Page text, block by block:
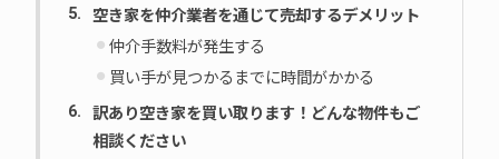
空き家を仲介業者を通じて売却するデメリット
仲介手数料が発生する
買い手が見つかるまでに時間がかかる
訳あり空き家を買い取ります！どんな物件もご
相談ください